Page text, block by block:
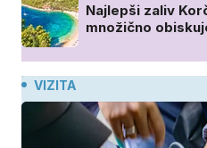
Najlepši zaliv
množično
VIZITA